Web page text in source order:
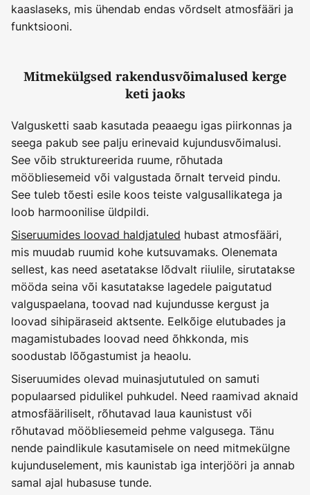
kaaslaseks, mis ühendab endas võrdselt atmosfääri ja
funktsiooni.
Mitmekülgsed rakendusvõimalused kerge
keti jaoks
Valgusketti saab kasutada peaaegu igas piirkonnas ja
seega pakub see palju erinevaid kujundusvõimalusi.
See võib struktureerida ruume, rõhutada
mööbliesemeid või valgustada õrnalt terveid pindu.
See tuleb tõesti esile koos teiste valgusallikatega ja
loob harmoonilise üldpildi.
Siseruumides loovad haldjatuled hubast atmosfääri,
mis muudab ruumid kohe kutsuvamaks. Olenemata
sellest, kas need asetatakse lõdvalt riiulile, sirutatakse
mööda seina või kasutatakse lagedele paigutatud
valguspaelana, toovad nad kujundusse kergust ja
loovad sihipäraseid aktsente. Eelkõige elutubades ja
magamistubades loovad need õhkkonda, mis
soodustab lõõgastumist ja heaolu.
Siseruumides olevad muinasjututuled on samuti
populaarsed pidulikel puhkudel. Need raamivad aknaid
atmosfääriliselt, rõhutavad laua kaunistust või
rõhutavad mööbliesemeid pehme valgusega. Tänu
nende paindlikule kasutamisele on need mitmekülgne
kujunduselement, mis kaunistab iga interjööri ja annab
samal ajal hubasuse tunde.